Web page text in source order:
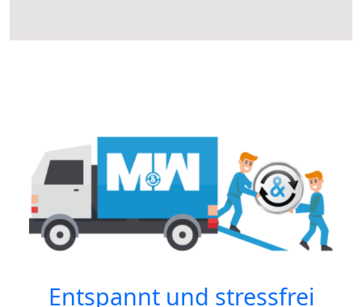
Entspannt und stressfrei